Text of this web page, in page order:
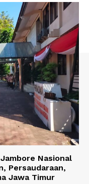
Nasional
Persaudaraan,
Jawa Timur